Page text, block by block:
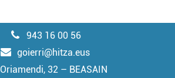
943 16 00 56
goierri@hitza.eus
Oriamendi, 32 – BEASAIN